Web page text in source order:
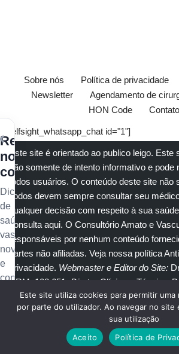
Sobre nós Política de privacidade
Newsletter
Agendamento de
HON Code
Contato
[elfsight_whatsapp_chat id="1"]
Este site é orientado ao publico leigo. Este
são somente de intento informativo e pode
todos usuários. O conteúdo deste site não
Todos devem sempre consultar seu
qualquer decisão com respeito à sua
consulta aqui. O Consultório Amato e
responsáveis por nenhum conteúdo
partes não afiliadas. Veja nossa política
privacidade. Webmaster e Editor do Site:
CRM: 108.651
. Diretor Clínico e Técnico
:
CRM 30400 RTE 056950.
© Copyright 2023Amato Consultório
Receba
nossos
conteúdos
Dicas
de
saúde
vascular,
novidades
e
conteúdo
exclusivo
Este site utiliza cookies para permitir uma
por parte do utilizador. Ao navegar no site
sua utilização
Aceito
Política de